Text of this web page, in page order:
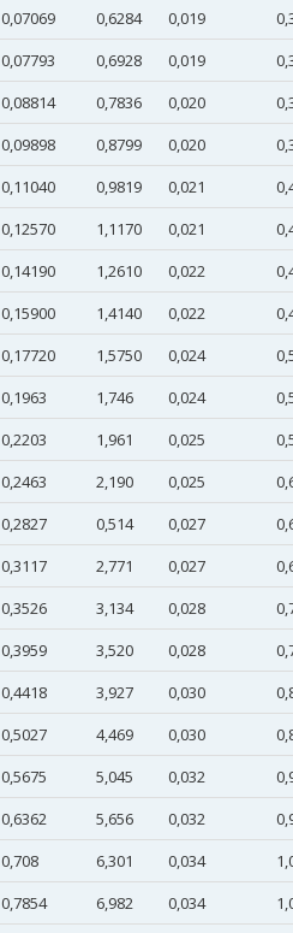
0,07069 0,6284 0,019
0,07793 0,6928 0,019
0,08814 0,7836 0,020
0,09898 0,8799 0,020
0,11040 0,9819 0,021
0,12570 1,1170 0,021
0,14190 1,2610 0,022
0,15900 1,4140 0,022
0,17720 1,5750 0,024
0,1963 1,746 0,024
0,2203 1,961 0,025
0,2463 2,190 0,025
0,2827 0,514 0,027
0,3117 2,771 0,027
0,3526 3,134 0,028
0,3959 3,520 0,028
0,4418 3,927 0,030
0,5027 4,469 0,030
0,5675 5,045 0,032
0,6362 5,656 0,032
0,708 6,301 0,034
0,7854 6,982 0,034